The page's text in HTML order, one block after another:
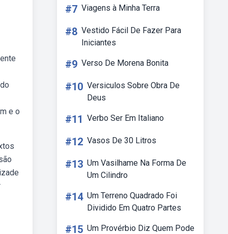
e o
#7 Viagens à Minha Terra
#8 Vestido Fácil De Fazer Para
Iniciantes
#9 Verso De Morena Bonita
#10 Versiculos Sobre Obra De
Deus
#11 Verbo Ser Em Italiano
#12 Vasos De 30 Litros
#13 Um Vasilhame Na Forma De
Um Cilindro
#14 Um Terreno Quadrado Foi
Dividido Em Quatro Partes
#15 Um Provérbio Diz Quem Pode